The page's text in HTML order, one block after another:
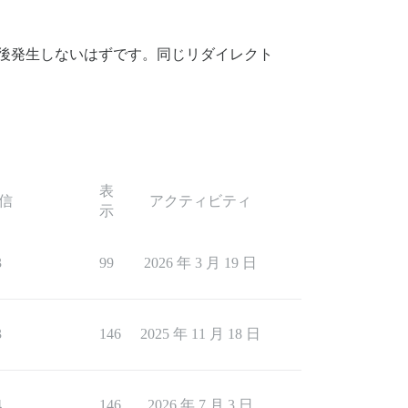
発生しないはずです。同じリダイレクト
表
示
アクティビティ
99 2026 年 3 月 19 日
146 2025 年 11 月 18 日